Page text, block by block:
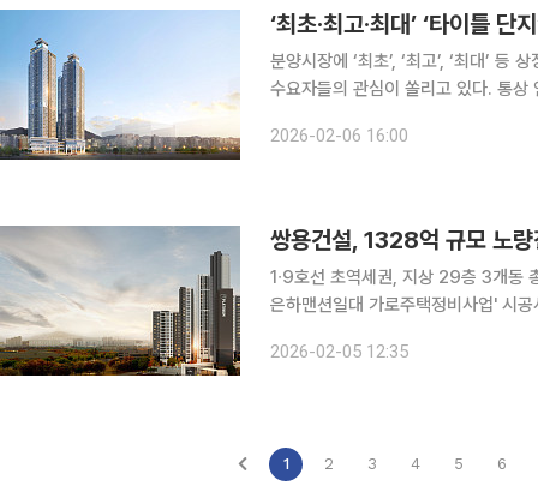
‘최초·최고·최대’ ‘타이틀
분양시장에 ‘최초’, ‘최고’, ‘최대’ 등
수요자들의 관심이 쏠리고 있다. 통
일 업계에 따르면, 올해 부동산 시장
2026-02-06 16:00
쌍용건설, 1328억 규모 노
1∙9호선 초역세권, 지상 29층 3개동 총 206가구 쌍용건설은 지난 3일 개
은하맨션일대 가로주택정비사업' 시공
층 규모의 '더 플래티넘(The
2026-02-05 12:35
1 2 3 4 5 6